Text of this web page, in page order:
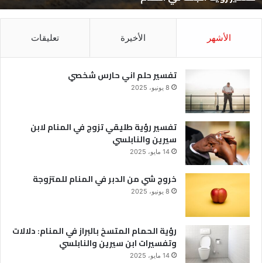
الأشهر الأخيرة تعليقات
تفسير حلم اني حارس شخصي
8 يونيو، 2025
تفسير رؤية طليقي تزوج في المنام لابن
سيرين والنابلسي
14 مايو، 2025
خروج شي من الدبر في المنام للمتزوجة
8 يونيو، 2025
رؤية الحمام المتسخ بالبراز في المنام: دلالات
وتفسيرات ابن سيرين والنابلسي
14 مايو، 2025